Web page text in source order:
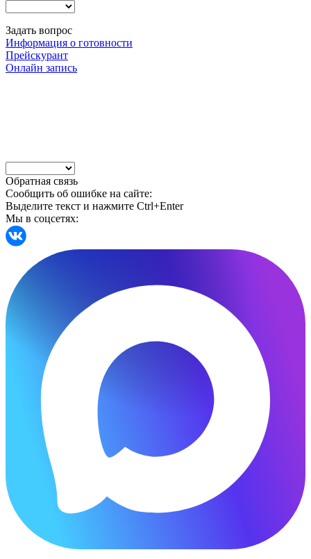
Задать вопрос
Информация о готовности
Прейскурант
Онлайн запись
Обратная связь
Сообщить об ошибке на сайте:
Выделите текст и нажмите Ctrl+Enter
Мы в соцсетях: